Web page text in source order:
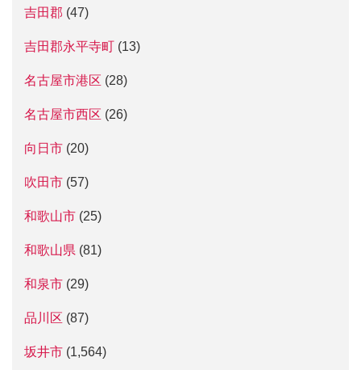
吉田郡 (47)
吉田郡永平寺町 (13)
名古屋市港区 (28)
名古屋市西区 (26)
向日市 (20)
吹田市 (57)
和歌山市 (25)
和歌山県 (81)
和泉市 (29)
品川区 (87)
坂井市 (1,564)